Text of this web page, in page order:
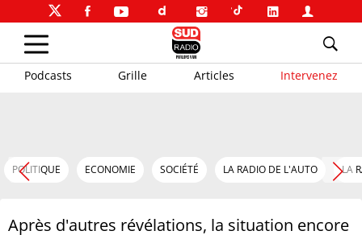
Podcasts Grille Articles Intervenez
POLITIQUE ECONOMIE SOCIÉTÉ LA RADIO DE L'AUTO LA
Après d'autres révélations, la situation encore